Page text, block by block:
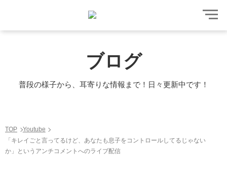
ブログ
普段の様子から、耳寄りな情報まで！日々更新中です！
TOP
Youtube
「キレイごと言ってるけど、あなたも息子をコントロールしてるじゃない
か」というアンチコメントへのライブ配信